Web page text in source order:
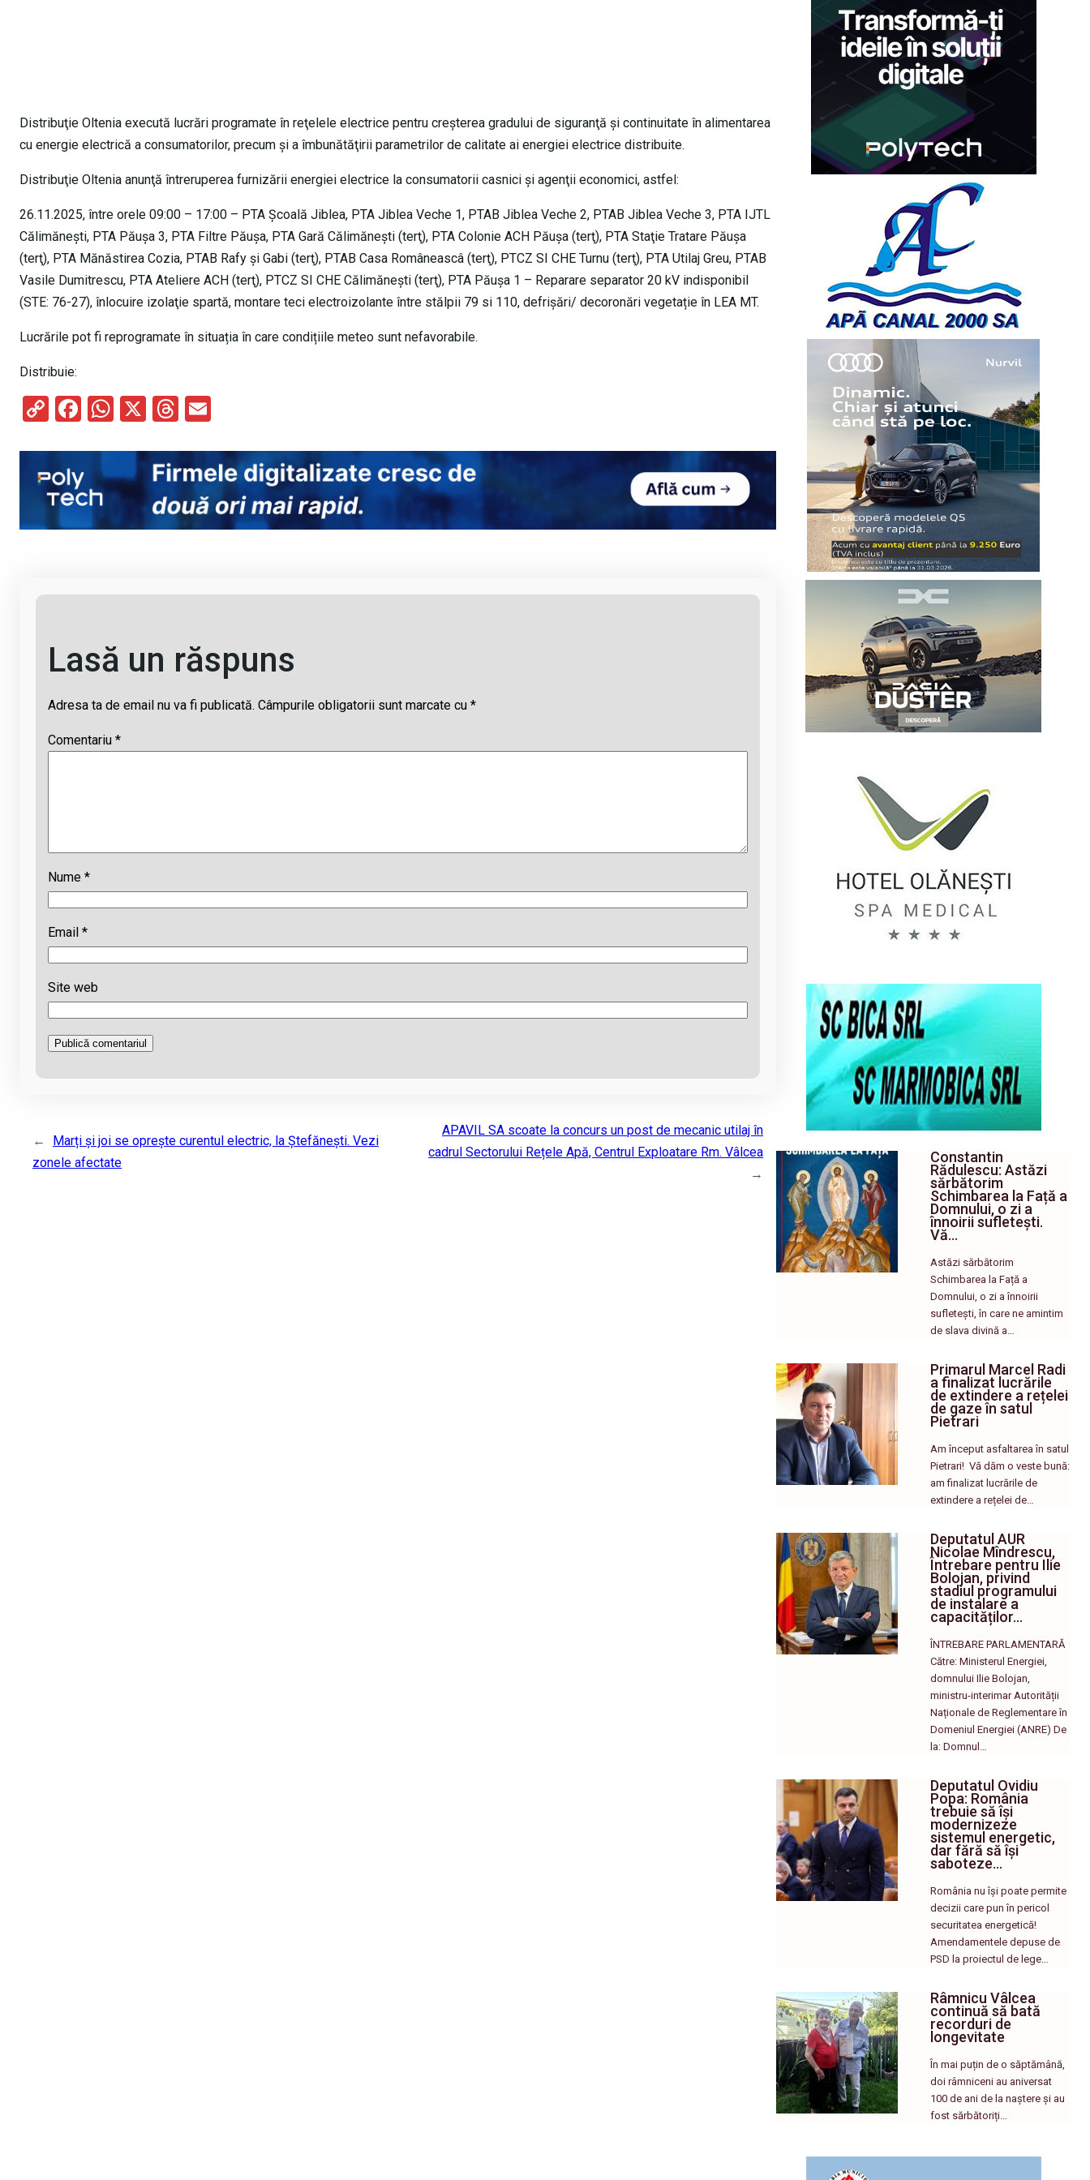
Distribuţie Oltenia execută lucrări programate în reţelele electrice pentru creşterea gradului de siguranţă şi continuitate în alimentarea
cu energie electrică a consumatorilor, precum şi a îmbunătăţirii parametrilor de calitate ai energiei electrice distribuite.
Distribuţie Oltenia anunţă întreruperea furnizării energiei electrice la consumatorii casnici şi agenţii economici, astfel:
26.11.2025, între orele 09:00 – 17:00 – PTA Şcoală Jiblea, PTA Jiblea Veche 1, PTAB Jiblea Veche 2, PTAB Jiblea Veche 3, PTA IJTL
Călimăneşti, PTA Păuşa 3, PTA Filtre Păuşa, PTA Gară Călimăneşti (terţ), PTA Colonie ACH Păuşa (terţ), PTA Staţie Tratare Păuşa
(terţ), PTA Mănăstirea Cozia, PTAB Rafy şi Gabi (terţ), PTAB Casa Româneascâ (terţ), PTCZ SI CHE Turnu (terţ), PTA Utilaj Greu, PTAB
Vasile Dumitrescu, PTA Ateliere ACH (terţ), PTCZ SI CHE Călimăneşti (terţ), PTA Păuşa 1 – Reparare separator 20 kV indisponibil
(STE: 76-27), înlocuire izolaţie spartă, montare teci electroizolante între stălpii 79 si 110, defrișări/ decoronări vegetație în LEA MT.
Lucrările pot fi reprogramate în situația în care condițiile meteo sunt nefavorabile.
Distribuie:
C
py
Li
n
k
F
ce
b
o
o
W
at
s
A
p
X
T
e
a
d
s
ail
Lasă un răspuns
Adresa ta de email nu va fi publicată. Câmpurile obligatorii sunt marcate cu *
Comentariu *
Nume *
Email *
Site web
←
Marți și joi se oprește curentul electric, la Ștefănești. Vezi
zonele afectate
APAVIL SA scoate la concurs un post de mecanic utilaj în
cadrul Sectorului Rețele Apă, Centrul Exploatare Rm. Vâlcea
→
Constantin
Rădulescu: Astăzi
sărbătorim
Schimbarea la Față a
Domnului, o zi a
înnoirii sufletești.
Vă…
Astăzi sărbătorim
Schimbarea la Față a
Domnului, o zi a înnoirii
sufletești, în care ne amintim
de slava divină a…
Primarul Marcel Radi
a finalizat lucrările
de extindere a rețelei
de gaze în satul
Pietrari
Am început asfaltarea în satul
Pietrari! ​ Vă dăm o veste bună:
am finalizat lucrările de
extindere a rețelei de…
Deputatul AUR
Nicolae Mîndrescu,
Întrebare pentru Ilie
Bolojan, privind
stadiul programului
de instalare a
capacităților…
ÎNTREBARE PARLAMENTARĂ
Către: Ministerul Energiei,
domnului Ilie Bolojan,
ministru-interimar Autorității
Naționale de Reglementare în
Domeniul Energiei (ANRE) De
la: Domnul…
Deputatul Ovidiu
Popa: România
trebuie să își
modernizeze
sistemul energetic,
dar fără să își
saboteze…
România nu își poate permite
decizii care pun în pericol
securitatea energetică!
Amendamentele depuse de
PSD la proiectul de lege…
Râmnicu Vâlcea
continuă să bată
recorduri de
longevitate
În mai puțin de o săptămână,
doi râmniceni au aniversat
100 de ani de la naștere și au
fost sărbătoriți…